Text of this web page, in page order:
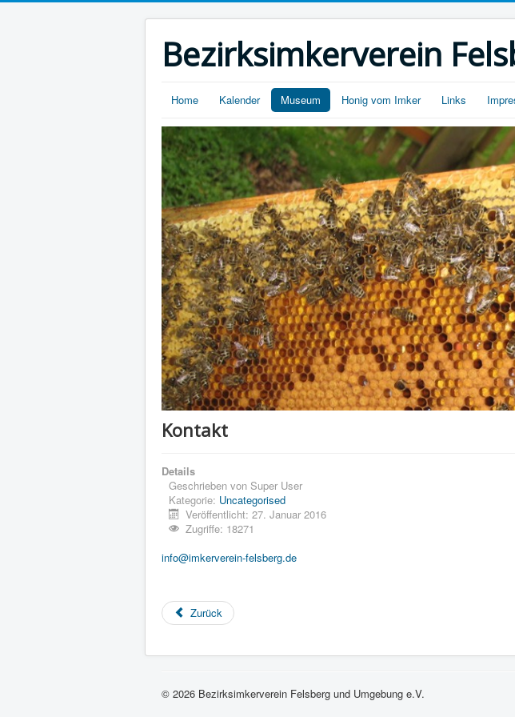
Bezirksimkerverein
Home Kalender Museum Honig vom Imker Links
Kontakt
Details
Geschrieben von Super User
Kategorie: Uncategorised
Veröffentlicht: 27. Januar 2016
Zugriffe: 18271
info@imkerverein-felsberg.de
Zurück
© 2026 Bezirksimkerverein Felsberg und Umgebung e.V.